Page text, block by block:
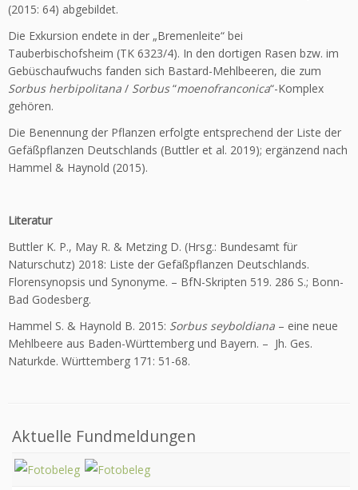
(2015: 64) abgebildet.
Die Exkursion endete in der „Bremenleite“ bei
Tauberbischofsheim (TK 6323/4). In den dortigen Rasen bzw. im
Gebüschaufwuchs fanden sich Bastard-Mehlbeeren, die zum
Sorbus herbipolitana / Sorbus“moenofranconica“-Komplex
gehören.
Die Benennung der Pflanzen erfolgte entsprechend der Liste der
Gefäß­pflanzen Deutschlands (Buttler et al. 2019); ergänzend nach
Hammel & Haynold (2015).
Literatur
Buttler K. P., May R. & Metzing D. (Hrsg.: Bundesamt für
Naturschutz) 2018: Liste der Gefäßpflanzen Deutschlands.
Florensynopsis und Synonyme. – BfN-Skripten 519. 286 S.; Bonn-
Bad Godesberg.
Hammel S. & Haynold B. 2015: Sorbus seyboldiana – eine neue
Mehl­beere aus Baden-Württemberg und Bayern. – Jh. Ges.
Naturkde. Württemberg 171: 51-68.
Aktuelle Fundmeldungen